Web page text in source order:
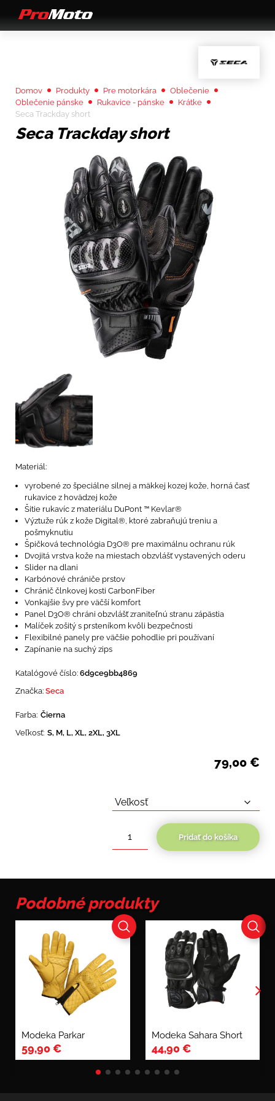
Domov Produkty Pre motorkára
Oblečenie
Oblečenie pánske
Rukavice - pánske
Krátke
Seca Trackday short
Seca Trackday short
Materiál:
vyrobené zo špeciálne silnej a mäkkej kozej kože, horná časť
rukavice z hovädzej kože
Šitie rukavíc z materiálu DuPont ™ Kevlar®
Výztuže rúk z kože Digital®, ktoré zabraňujú treniu a
pošmyknutiu
Špičková technológia D3O® pre maximálnu ochranu rúk
Dvojitá vrstva kože na miestach obzvlášť vystavených oderu
Slider na dlani
Karbónové chrániče prstov
Chránič člnkovej kosti CarbonFiber
Vonkajšie švy pre väčší komfort
Panel D3O® chráni obzvlášť zraniteľnú stranu zápästia
Malíček zošitý s prsteníkom kvôli bezpečnosti
Flexibilné panely pre väčšie pohodlie pri používaní
Zapínanie na suchý zips
Katalógové číslo: 6d9ce9bb4869
Značka: Seca
Farba: Čierna
Veľkosť: S, M, L, XL, 2XL, 3XL
79,00 €
množstvo
short
Pridať do košíka
Podobné produkty
Modeka Parkar
59,90€
Modeka Sahara Short
44,90€